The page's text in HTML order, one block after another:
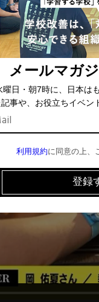
できます)
メールマガ
曜日・朝7時に、日本は
記事や、お役立ちイベン
利用規約に同意の上、